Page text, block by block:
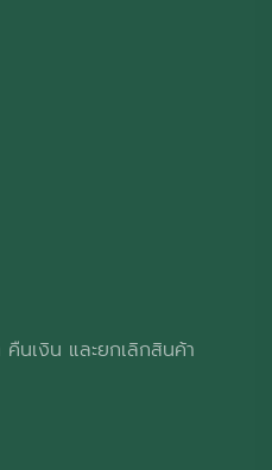
นเงิน และยกเลิกสินค้า